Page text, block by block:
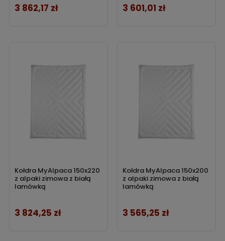
Cena
3 862,17 zł Cena
3 601,01 zł
Kołdra MyAlpaca 150x220
z alpaki zimowa z białą
lamówką
Cena
3 824,25 zł
Kołdra MyAlpaca 150x200
z alpaki zimowa z białą
lamówką
Cena
3 565,25 zł